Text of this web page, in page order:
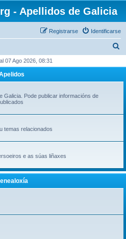
- Apellidos de Galicia
Identificarse
Registrarse
c
07 Ago 2026, 08:31
Galicia. Pode publicar informacións de
temas relacionados
e as súas liñaxes